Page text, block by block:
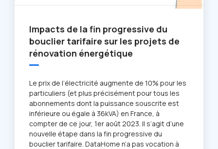
Impacts de la fin progressive du
bouclier tarifaire sur les projets de
rénovation énergétique
Le prix de l’électricité augmente de 10% pour les
particuliers (et plus précisément pour tous les
abonnements dont la puissance souscrite est
inférieure ou égale à 36kVA) en France, à
compter de ce jour, 1er août 2023. Il s’agit d’une
nouvelle étape dans la fin progressive du
bouclier tarifaire. DataHome n’a pas vocation à